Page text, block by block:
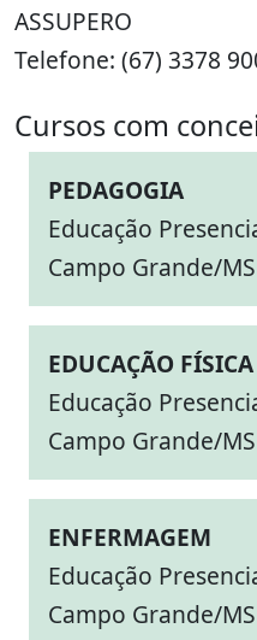
ASSUPERO
Telefone: (67) 3378
Cursos com
PEDAGOGIA
Educação
Campo Grande/MS
EDUCAÇÃO
Educação
Campo Grande/MS
ENFERMAGEM
Educação
Campo Grande/MS